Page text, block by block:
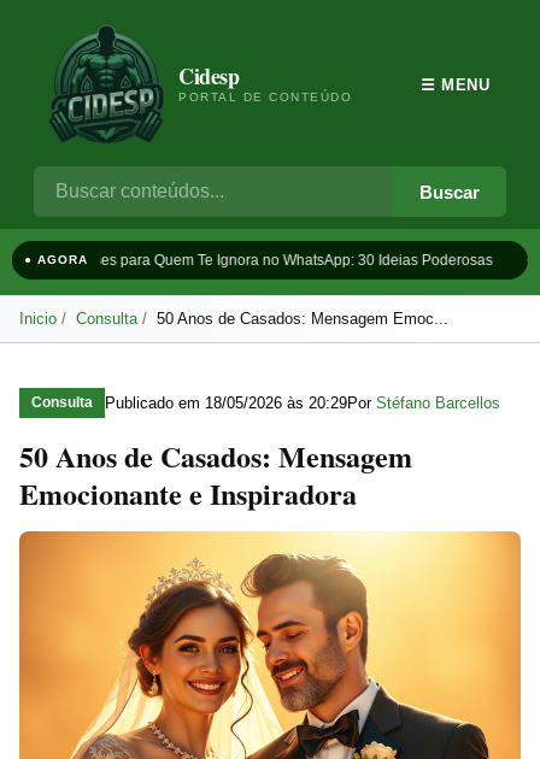
Cidesp
PORTAL DE CONTEÚDO
Buscar
☰ MENU
● AGORAFrases para Quem Te Ignora no WhatsApp: 30 Ideias Poderosas
Inicio Consulta 50 Anos de Casados: Mensagem Emoc...
Consulta Publicado em 18/05/2026 às 20:29Por Stéfano Barcellos
50 Anos de Casados: Mensagem
Emocionante e Inspiradora